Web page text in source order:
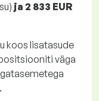
ja 2 833 EUR
koos lisatasude
väga